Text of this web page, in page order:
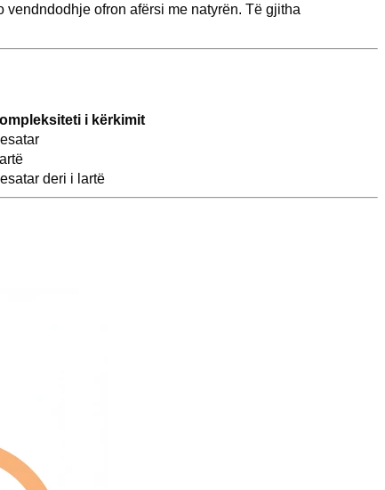
ofron afërsi me natyrën. Të gjitha
i kërkimit
deri i lartë